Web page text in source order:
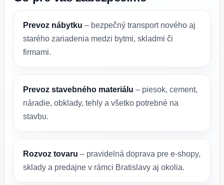
Prevoz nábytku – bezpečný transport nového aj
starého zariadenia medzi bytmi, skladmi či
firmami.
Prevoz stavebného materiálu – piesok, cement,
náradie, obklady, tehly a všetko potrebné na
stavbu.
Rozvoz tovaru – pravidelná doprava pre e-shopy,
sklady a predajne v rámci Bratislavy aj okolia.